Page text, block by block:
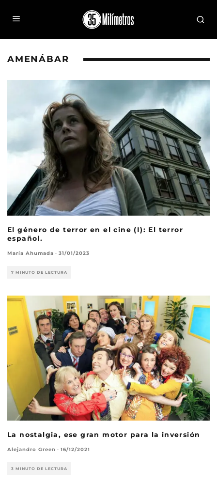
AMENÁBAR
El género de terror en el cine (I): El terror
español.
María Ahumada · 31/01/2023
7 MINUTO DE LECTURA
La nostalgia, ese gran motor para la inversión
Alejandro Green · 16/12/2021
3 MINUTO DE LECTURA